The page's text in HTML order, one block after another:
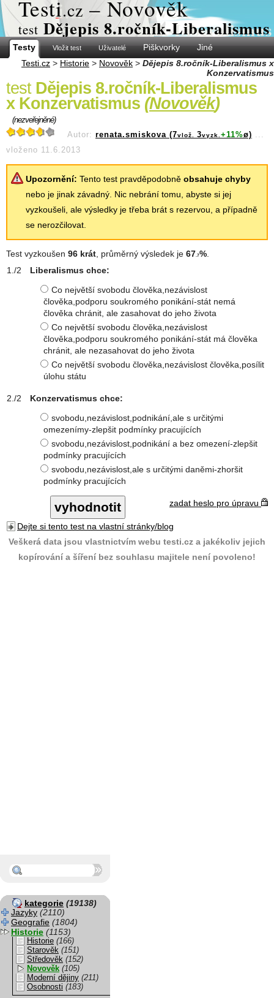
Testi.cz – Novověk
test Dějepis 8.ročník-
Testy Vložit test Uživatelé Piškvorky
Jiné
Testi.cz > Historie > Novověk > Dějepis 8.ročník-Liberalismus x
Konzervatismus
test Dějepis 8.ročník-Liberalismus
x Konzervatismus (Novověk)
(nezveřejněné)
Autor: renata.smiskova (7vlož. 3vyzk.+11%ø) ...
vloženo 11.6.2013
Upozornění: Tento test pravděpodobně obsahuje chyby
nebo je jinak závadný. Nic nebrání tomu, abyste si jej
vyzkoušeli, ale výsledky je třeba brát s rezervou, a případně
se nerozčilovat.
Test vyzkoušen 96 krát, průměrný výsledek je 67.7%.
Liberalismus chce:
Co největší svobodu člověka,nezávislost
člověka,podporu soukromého ponikání-stát nemá
člověka chránit, ale zasahovat do jeho života
Co největší svobodu člověka,nezávislost
člověka,podporu soukromého ponikání-stát má člověka
chránit, ale nezasahovat do jeho života
Co největší svobodu člověka,nezávislost člověka,posílit
úlohu státu
Konzervatismus chce:
svobodu,nezávislost,podnikání,ale s určitými
omezenímy-zlepšit podmínky pracujících
svobodu,nezávislost,podnikání a bez omezení-zlepšit
podmínky pracujících
svobodu,nezávislost,ale s určitými daněmi-zhoršit
podmínky pracujících
zadat heslo pro úpravu
Dejte si tento test na vlastní stránky/blog
Veškerá data jsou vlastnictvím webu testi.cz a jakékoliv jejich
kopírování a šíření bez souhlasu majitele není povoleno!
kategorie (19138)
Jazyky (2110)
Geografie (1804)
Historie (1153)
Historie (166)
Starověk (151)
Středověk (152)
Novověk (105)
Moderní dějiny (211)
Osobnosti (183)